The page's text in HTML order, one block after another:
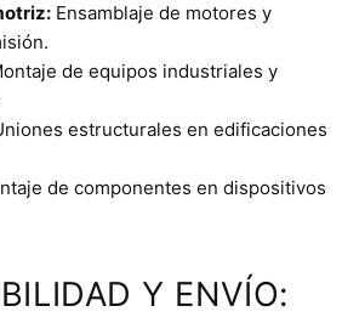
Ensamblaje de motores y
de equipos industriales y
estructurales en edificaciones
de componentes en dispositivos
Y ENVÍO: